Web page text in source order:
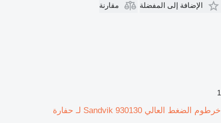
الإضافة إلى المفضلة
مقارنة
1
خرطوم الضغط العالي Sandvik 930130 لـ حفارة